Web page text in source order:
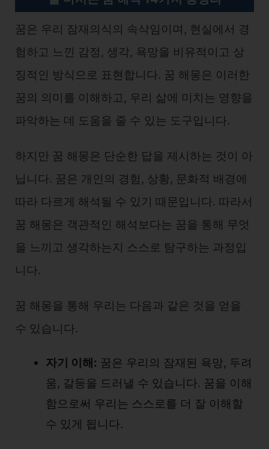
꿈은 우리 잠재의식의 속삭임이며, 현실에서 경
험하고 느낀 감정, 생각, 욕망을 비유적이고 상
징적인 방식으로 표현합니다. 꿈 해몽은 이러한
꿈의 의미를 이해하고, 우리 삶에 미치는 영향을
파악하는 데 도움을 줄 수 있는 도구입니다.
하지만 꿈 해몽은 단순한 답을 제시하는 것이 아
닙니다. 꿈은 개인의 경험, 상황, 문화적 배경에
따라 다르게 해석될 수 있기 때문입니다. 따라서
꿈 해몽은 객관적인 해석보다는 꿈을 통해 무엇
을 느끼고 생각하는지 스스로 탐구하는 과정입
니다.
꿈 해몽을 통해 우리는 다음과 같은 것을 얻을
수 있습니다.
자기 이해: 꿈은 우리의 잠재된 욕망, 두려
움, 갈등을 드러낼 수 있습니다. 꿈을 이해
함으로써 우리는 스스로를 더 잘 이해할
수 있게 됩니다.